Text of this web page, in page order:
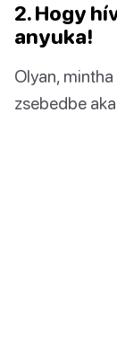
2. Hogy
anyuka!
Olyan,
zsebedbe